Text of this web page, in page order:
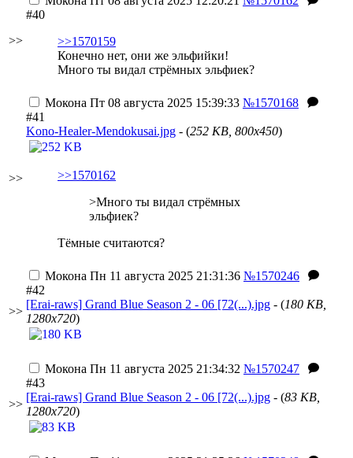
>>
#40
>>1570159
Конечно нет, они же эльфийки!
Много ты видал стрёмных эльфиек?
>>
Мокона Пт 08 августа 2025 15:39:33 №1570168
#41
Kono-Healer-Mendokusai.jpg - (252 KB, 800x450)
>>1570162
>Много ты видал стрёмных
эльфиек?
Тёмные считаются?
>>
Мокона Пн 11 августа 2025 21:31:36 №1570246
#42
[Erai-raws] Grand Blue Season 2 - 06 [72(...).jpg - (180 KB,
1280x720)
>>
Мокона Пн 11 августа 2025 21:34:32 №1570247
#43
[Erai-raws] Grand Blue Season 2 - 06 [72(...).jpg - (83 KB,
1280x720)